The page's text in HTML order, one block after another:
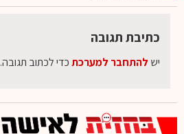
כתיבת תגובה
יש להתחבר למערכתכדי לכתוב תגובה.